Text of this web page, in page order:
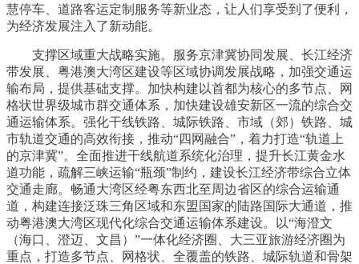
慧停车、道路客运定制服务等新业态，让人们享受到了便利，
为经济发展注入了新动能。
支撑区域重大战略实施。服务京津冀协同发展、长江经济
带发展、粤港澳大湾区建设等区域协调发展战略，加强交通运
输布局，提供基础支撑。加快构建以首都为核心的多节点、网
格状世界级城市群交通体系，加快建设雄安新区一流的综合交
通运输体系。强化干线铁路、城际铁路、市域（郊）铁路、城
市轨道交通的高效衔接，推动“四网融合”，着力打造“轨道上
的京津冀”。全面推进干线航道系统化治理，提升长江黄金水
道功能，疏解三峡运输“瓶颈”制约，建设长江经济带综合立体
交通走廊。畅通大湾区经粤东西北至周边省区的综合运输通
道，构建连接泛珠三角区域和东盟国家的陆路国际大通道，推
动粤港澳大湾区现代化综合交通运输体系建设。以“海澄文
（海口、澄迈、文昌）”一体化经济圈、大三亚旅游经济圈为
重点，打造多节点、网格状、全覆盖的铁路、城际轨道和骨架